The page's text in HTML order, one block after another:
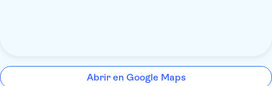
Abrir en Google Maps